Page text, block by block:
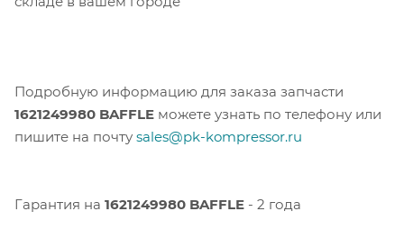
Подробную информацию для заказа запчасти
1621249980 BAFFLE можете узнать по телефону или
пишите на почту sales@pk-kompressor.ru
Гарантия на 1621249980 BAFFLE - 2 года